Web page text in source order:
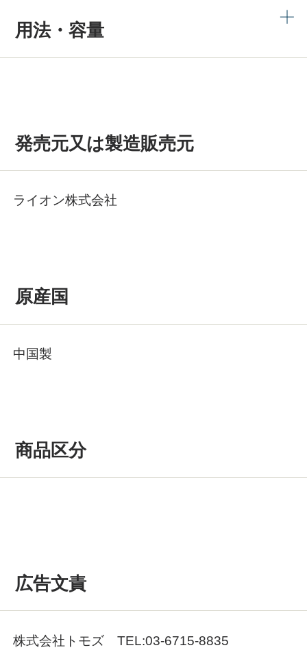
用法・容量
発売元又は製造販売元
ライオン株式会社
原産国
中国製
商品区分
広告文責
株式会社トモズ TEL:03-6715-8835